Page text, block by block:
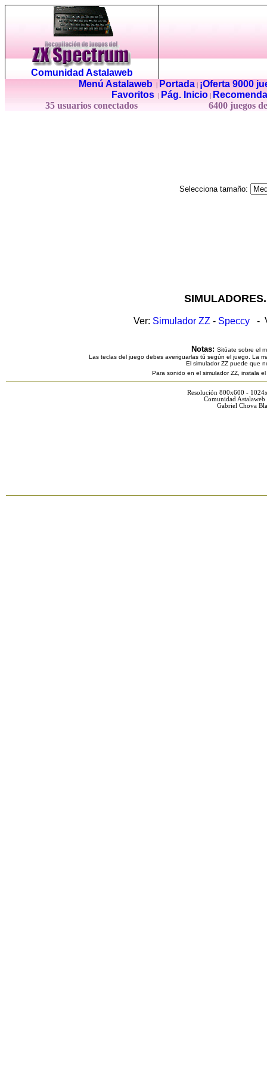
Comunidad Astalaweb
Menú Astalaweb| Portada|
¡Oferta 9000
Favoritos
Pág. Inicio
35 usuarios conectados
6400 juegos
Selecciona tamaño:
Ver: Simulador ZZ - Speccy -
Notas: Sitúate sobre el
Las teclas del juego debes averiguarlas tú según el juego. La
El simulador ZZ puede que
Para sonido en el simulador ZZ, instala
Resolución 800x600 -
Comunidad
Gabriel Chova